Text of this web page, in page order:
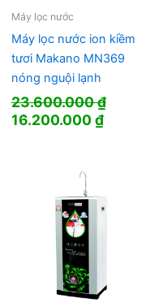
Máy lọc nước
Máy lọc nước ion kiềm
tươi Makano MN369
nóng nguội lạnh
23.600.000₫
Giá
23.600.000 ₫.
16.200.000₫Giá